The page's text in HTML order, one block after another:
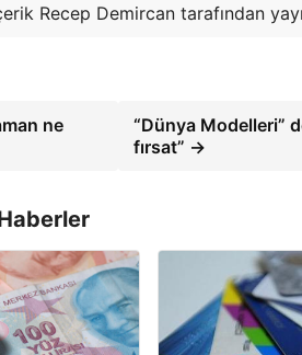
Recep Demircan tarafından
ne
“Dünya Modelleri”
fırsat” →